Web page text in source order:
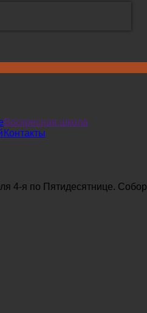
Воскресная школа
Контакты
4-я по Пятидесятнице. Собор